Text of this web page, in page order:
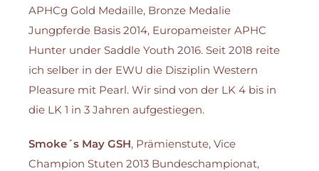
APHCg Gold Medaille, Bronze Medalie
Jungpferde Basis 2014, Europameister APHC
Hunter under Saddle Youth 2016. Seit 2018 reite
ich selber in der EWU die Disziplin Western
Pleasure mit Pearl. Wir sind von der LK 4 bis in
die LK 1 in 3 Jahren aufgestiegen.
Smoke´s May GSH, Prämienstute, Vice
Champion Stuten 2013 Bundeschampionat,